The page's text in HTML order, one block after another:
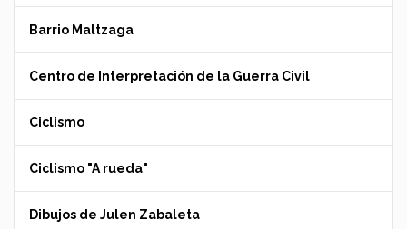
Barrio Maltzaga
Centro de Interpretación de la Guerra Civil
Ciclismo
Ciclismo "A rueda"
Dibujos de Julen Zabaleta